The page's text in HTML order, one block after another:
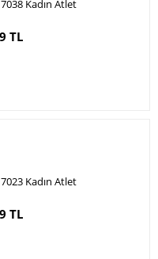
Kadın Atlet
TL
Kadın Atlet
TL